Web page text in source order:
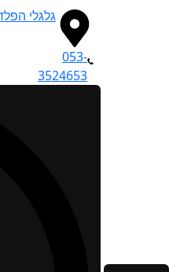
גלגלי הפלדה 7, הרצליה
053-
3524653